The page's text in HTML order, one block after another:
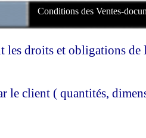
les droits et obligations
le client ( quantités,
présenté.
Conditions des Ventes-